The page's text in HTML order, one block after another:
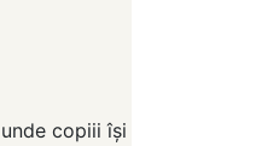
copiii își